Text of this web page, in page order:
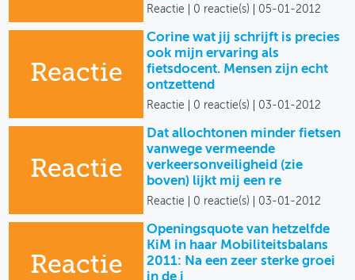
Reactie 0 reactie(s) 05-01-2012
Reactie
Corine wat jij schrijft is precies
ook mijn ervaring als
fietsdocent. Mensen zijn echt
ontzettend
Reactie 0 reactie(s) 03-01-2012
Reactie
Dat allochtonen minder fietsen
vanwege vermeende
verkeersonveiligheid (zie
boven) lijkt mij een re
Reactie 0 reactie(s) 03-01-2012
Reactie
Openingsquote van hetzelfde
KiM in haar Mobiliteitsbalans
2011: Na een zeer sterke groei
in de j